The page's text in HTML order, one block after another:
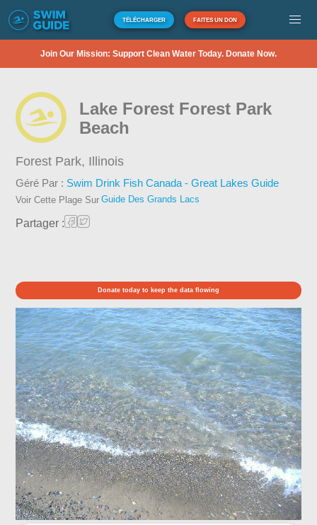
TÉLÉCHARGER FAITES UN DON
Join Our Mission: Support Clean Water Today. Donate Now.
Lake Forest Forest Park
Beach
Forest Park, Illinois
Géré Par : Swim Drink Fish Canada - Great Lakes Guide
Voir Cette Plage Sur Guide Des Grands Lacs
Partager :
Donate today to keep the data flowing